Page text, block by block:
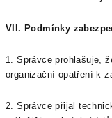
VII. Podmínky
1. Správce prohlašuje,
organizační opatření k
2. Správce přijal